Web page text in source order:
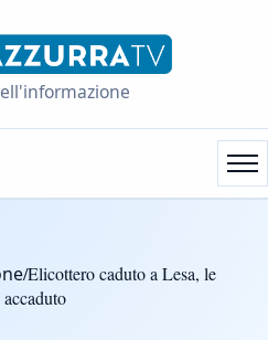
/Elicottero caduto a Lesa, le